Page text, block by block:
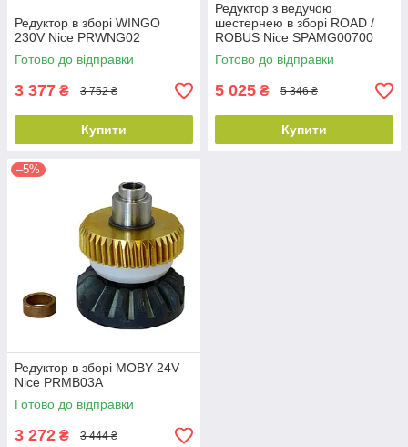
Редуктор в зборі WINGO
230V Nice PRWNG02
Готово до відправки
3 377 ₴ 3 752 ₴
Купити
Редуктор з ведучою
шестернею в зборі ROAD /
ROBUS Nice SPAMG00700
Готово до відправки
5 025 ₴ 5 346 ₴
Купити
–5%
Редуктор в зборі MOBY 24V
Nice PRMB03A
Готово до відправки
3 272 ₴ 3 444 ₴